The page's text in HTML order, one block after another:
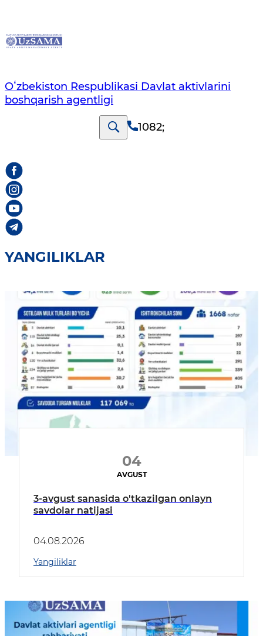
Oʻzbekiston Respublikasi Davlat aktivlarini
boshqarish agentligi
1082;
YANGILIKLAR
04
AVGUST
3-avgust sanasida o'tkazilgan onlayn
savdolar natijasi
04.08.2026
Yangiliklar